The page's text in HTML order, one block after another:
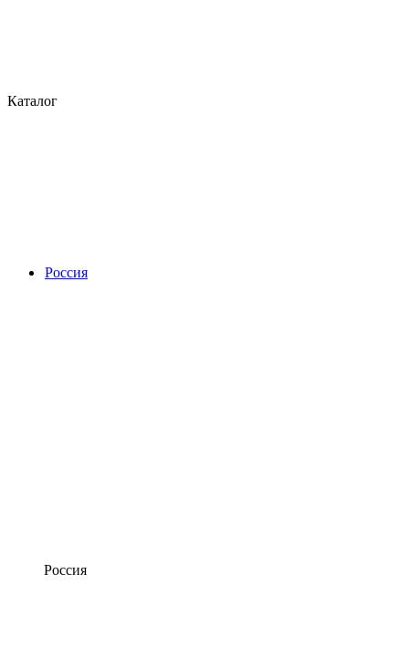
Каталог
Россия
Россия